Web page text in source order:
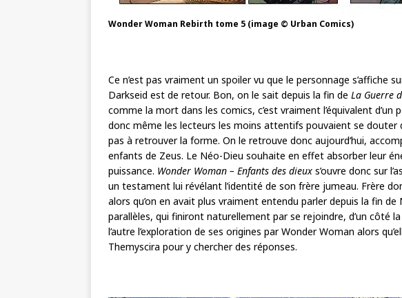
Wonder Woman Rebirth tome 5 (image © Urban Comics)
Ce n’est pas vraiment un spoiler vu que le personnage s’affiche
Darkseid est de retour. Bon, on le sait depuis la fin de La Guerre
comme la mort dans les comics, c’est vraiment l’équivalent
donc même les lecteurs les moins attentifs pouvaient se douter
pas à retrouver la forme. On le retrouve donc aujourd’hui,
enfants de Zeus. Le Néo-Dieu souhaite en effet absorber leur
puissance. Wonder Woman – Enfants des dieux s’ouvre donc sur
un testament lui révélant l’identité de son frère jumeau. Frère
alors qu’on en avait plus vraiment entendu parler depuis la fin
parallèles, qui finiront naturellement par se rejoindre, d’un côté
l’autre l’exploration de ses origines par Wonder Woman alors
Themyscira pour y chercher des réponses.